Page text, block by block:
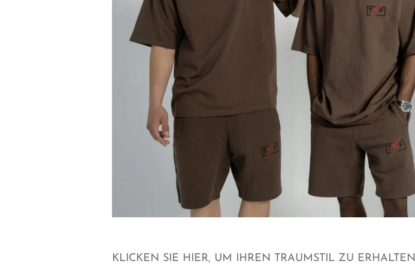
KLICKEN SIE HIER, UM IHREN TRAUMSTIL ZU ERHALTEN